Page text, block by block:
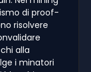
di proof-
risolvere
alla
i minatori